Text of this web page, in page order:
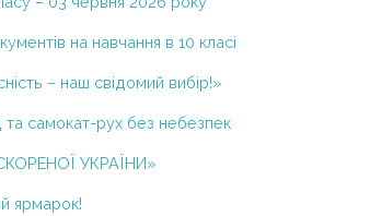
та органи управління
звіт про діяльність НВК
моніторингу якості освіти
обслуговування, закріплена
освіти
прийому
на навчання в 10 класі
– наш свідомий вибір!»
самокат-рух без небезпек
УКРАЇНИ»
ярмарок!